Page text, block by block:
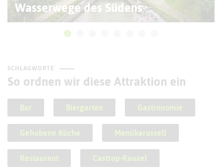
Wasserwege des Südens
SCHLAGWORTE
So ordnen wir diese Attraktion ein
Bar Biergarten Gastronomie
Gehobene Küche Menükarussell
Restaurant Castrop-Rauxel